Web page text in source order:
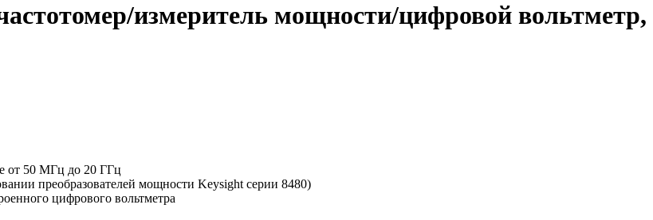
измеритель мощности/цифровой вольтметр,
от 50 МГц до 20 ГГц
преобразователей мощности Keysight серии 8480)
цифрового вольтметра